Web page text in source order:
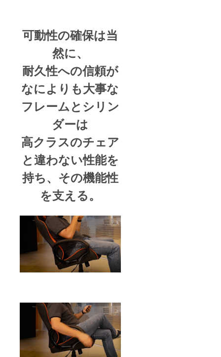
可動性の確保は当
然に、
耐久性への信頼が
なによりも大事な
フレームとシリン
ダーは
高クラスのチェア
と違わない性能を
持ち、その機能性
を支える。